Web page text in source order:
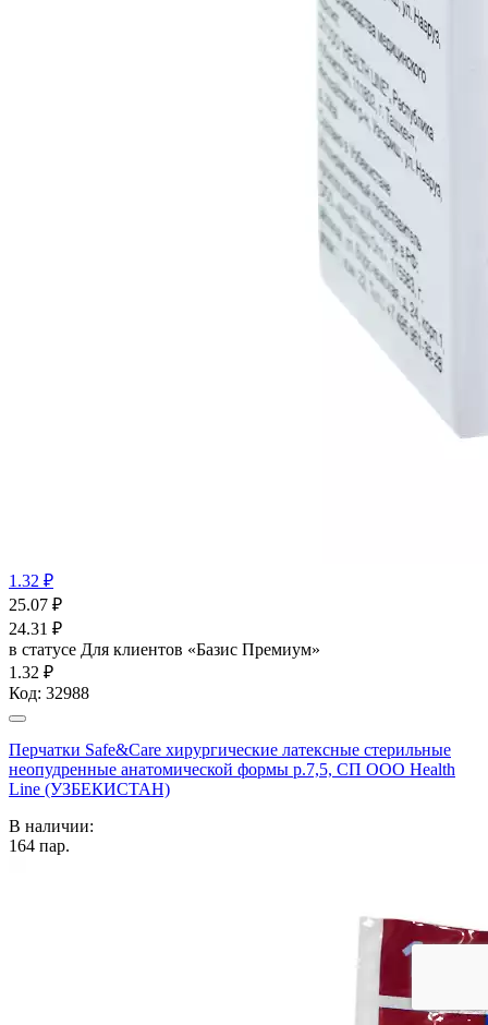
1.32 ₽
25.07 ₽
24.31 ₽
в статусе Для клиентов «Базис Премиум»
1.32 ₽
Код: 32988
Перчатки Safe&Care хирургические латексные стерильные
неопудренные анатомической формы р.7,5, СП ООО Health
Line (УЗБЕКИСТАН)
В наличии:
164 пар.